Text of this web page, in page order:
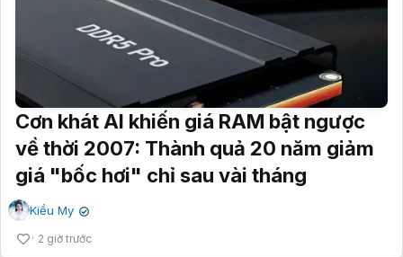
Cơn khát AI khiến giá RAM bật ngược
về thời 2007: Thành quả 20 năm giảm
giá "bốc hơi" chỉ sau vài tháng
Kiều My ✔
2 giờ trước